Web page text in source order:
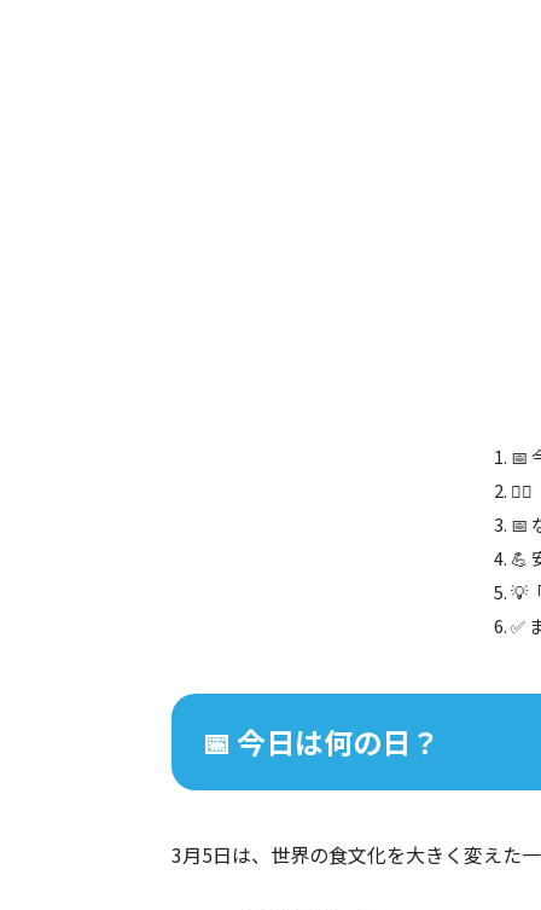
📅
🏋️‍♀️
📅
💪
💡
✅
📅 今日は何の日？
3月5日は、世界の食文化を大きく変えた